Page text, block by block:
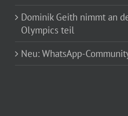
Dominik Geith nimmt an
Olympics teil
Neu: WhatsApp-